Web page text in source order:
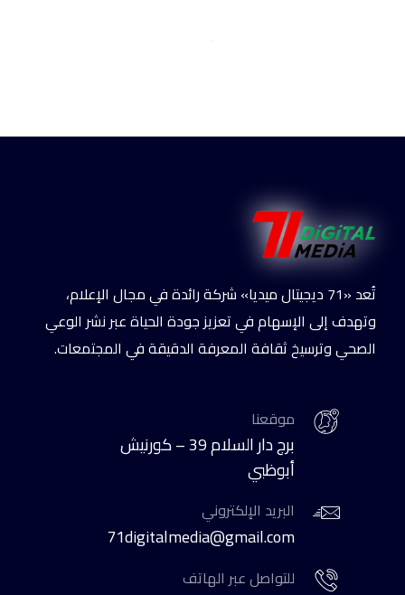
تُعد «71 ديجيتال ميديا» شركة رائدة في مجال الإعلام،
وتهدف إلى الإسهام في تعزيز جودة الحياة عبر نشر الوعي
الصحي وترسيخ ثقافة المعرفة الدقيقة في المجتمعات.
موقعنا
برج دار السلام 39 – كورنيش
أبوظبي
البريد الإلكتروني
71digitalmedia@gmail.com
للتواصل عبر الهاتف